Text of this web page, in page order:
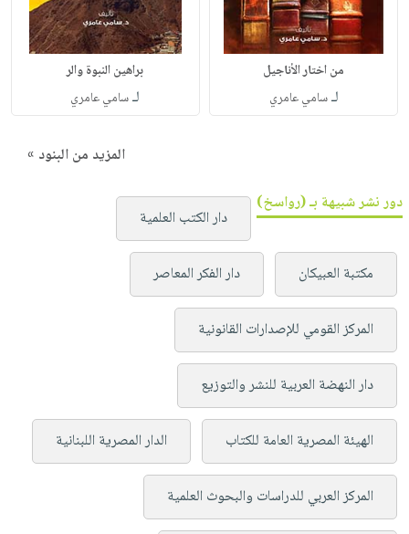
من اختار الأناجيل
لـسامي عامري
براهين النبوة والر
لـسامي عامري
المزيد من البنود »
دور نشر شبيهة بـ (رواسخ)
دار الكتب العلمية
مكتبة العبيكان دار الفكر المعاصر
المركز القومي للإصدارات القانونية
دار النهضة العربية للنشر والتوزيع
الهيئة المصرية العامة للكتاب الدار المصرية اللبنانية
المركز العربي للدراسات والبحوث العلمية